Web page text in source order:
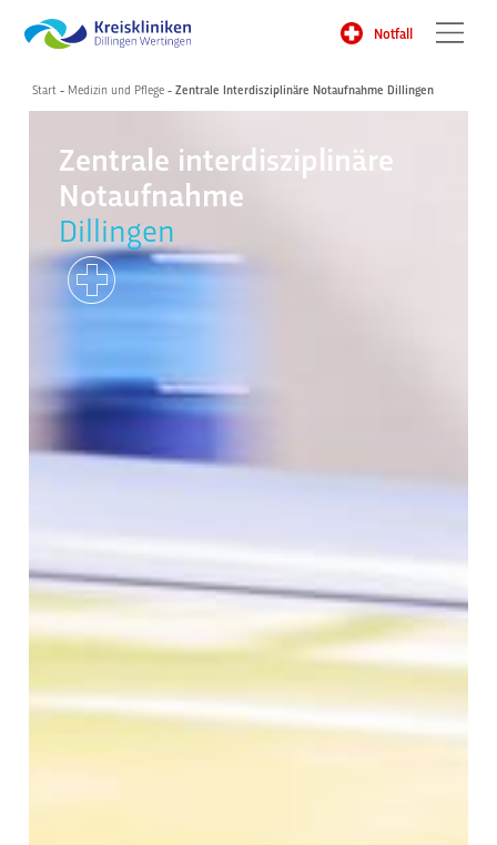
Notfall
Start- Medizin und Pflege- Zentrale Interdisziplinäre Notaufnahme Dillingen
Zentrale interdisziplinäre
Notaufnahme
Dillingen